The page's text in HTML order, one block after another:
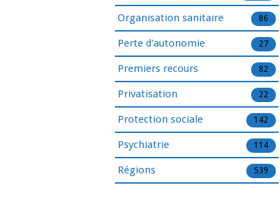
Organisation sanitaire 86
Perte d'autonomie 27
Premiers recours 82
Privatisation 22
Protection sociale 142
Psychiatrie 114
Régions 539